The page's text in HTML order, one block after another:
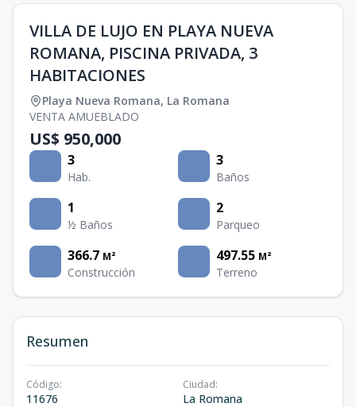
VILLA DE LUJO EN PLAYA NUEVA
ROMANA, PISCINA PRIVADA, 3
HABITACIONES
Playa Nueva Romana, La Romana
VENTA AMUEBLADO
US$ 950,000
3
Hab.
3
Baños
1
½ Baños
2
Parqueo
366.7 M²
Construcción
497.55 M²
Terreno
Resumen
Código:
11676
Ciudad:
La Romana